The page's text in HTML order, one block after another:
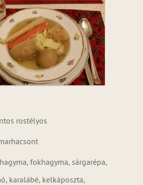
rostélyos
fokhagyma, sárgarépa,
karalábé, kelkáposzta,